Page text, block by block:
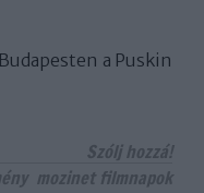
a Puskin
Szólj hozzá!
mozinet filmnapok